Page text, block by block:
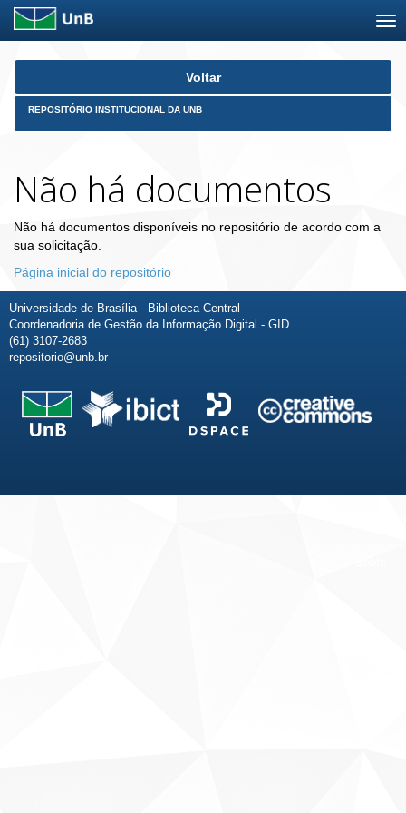
Skip
Voltar
REPOSITÓRIO INSTITUCIONAL DA UNB
Não há documentos
Não há documentos disponíveis no repositório de acordo com a
sua solicitação.
Página inicial do repositório
Universidade de Brasília - Biblioteca Central
Coordenadoria de Gestão da Informação Digital - GID
(61) 3107-2683
repositorio@unb.br